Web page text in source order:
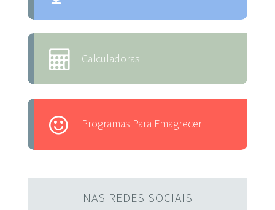
Calculadoras
Programas Para Emagrecer
NAS REDES SOCIAIS